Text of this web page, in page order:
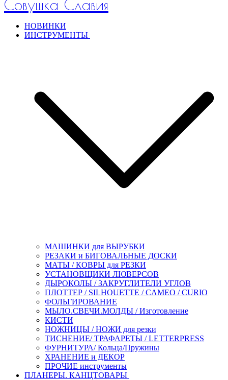
Совушка Славия
НОВИНКИ
ИНСТРУМЕНТЫ
МАШИНКИ для ВЫРУБКИ
РЕЗАКИ и БИГОВАЛЬНЫЕ ДОСКИ
МАТЫ / КОВРЫ для РЕЗКИ
УСТАНОВЩИКИ ЛЮВЕРСОВ
ДЫРОКОЛЫ / ЗАКРУГЛИТЕЛИ УГЛОВ
ПЛОТТЕР / SILHOUETTE / CAMEO / CURIO
ФОЛЬГИРОВАНИЕ
МЫЛО.СВЕЧИ.МОЛДЫ / Изготовление
КИСТИ
НОЖНИЦЫ / НОЖИ для резки
ТИСНЕНИЕ/ ТРАФАРЕТЫ / LETTERPRESS
ФУРНИТУРА/ Кольца/Пружины
ХРАНЕНИЕ и ДЕКОР
ПРОЧИЕ инструменты
ПЛАНЕРЫ. КАНЦТОВАРЫ